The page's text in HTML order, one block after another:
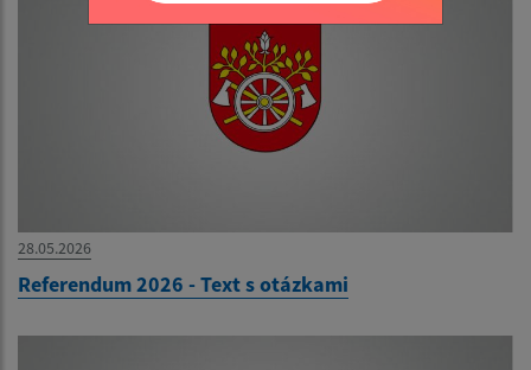
28.05.2026
Referendum 2026 - Text s otázkami